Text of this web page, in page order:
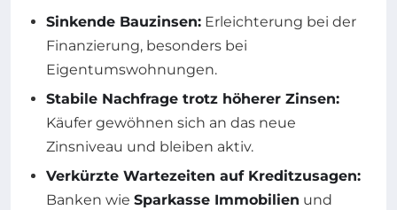
Sinkende Bauzinsen: Erleichterung bei der
Finanzierung, besonders bei
Eigentumswohnungen.
Stabile Nachfrage trotz höherer Zinsen:
Käufer gewöhnen sich an das neue
Zinsniveau und bleiben aktiv.
Verkürzte Wartezeiten auf Kreditzusagen:
Banken wie Sparkasse Immobilien und